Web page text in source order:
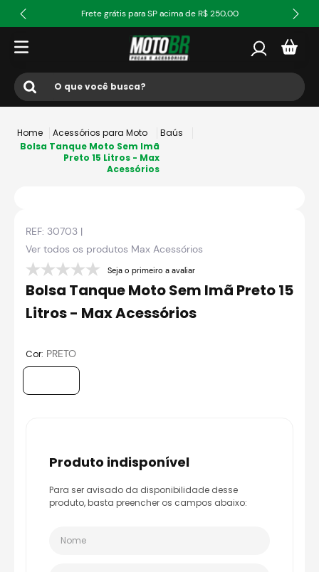
Frete grátis para SP acima de R$ 250,00
O que você busca?
1º ls2
5º jaqueta
6 º bau
7º axxis fenix
8º capacete aberto
10º race tech
Acessórios para Moto
Baús
Bolsa Tanque Moto Sem Imã
Preto 15 Litros - Max
Acessórios
REF: 30703 |
Ver todos os produtos Max Acessórios
Seja o primeiro a avaliar
Bolsa Tanque Moto Sem Imã Preto 15
Litros - Max Acessórios
Cor: PRETO
produto indisponível
Para ser avisado da disponibilidade desse
produto, basta preencher os campos abaixo: